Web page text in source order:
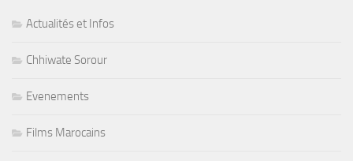
Actualités et Infos
Chhiwate Sorour
Evenements
Films Marocains